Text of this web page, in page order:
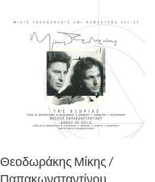
Θεοδωράκης Μίκης /
Παπακωνσταντίνου